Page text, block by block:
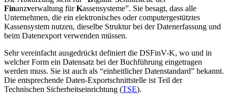
Finanzverwaltung fürKassensysteme”. Sie besagt, dass alle
Unternehmen, die ein elektronisches oder computergestütztes
Kassensystem nutzen, dieselbe Struktur bei der Datenerfassung und
beim Datenexport verwenden müssen.
Sehr vereinfacht ausgedrückt definiert die DSFinV-K, wo und in
welcher Form ein Datensatz bei der Buchführung eingetragen
werden muss. Sie ist auch als “einheitlicher Datenstandard” bekannt.
Die entsprechende Daten-Exportschnittstelle ist Teil der
Technischen Sicherheitseinrichtung (TSE).